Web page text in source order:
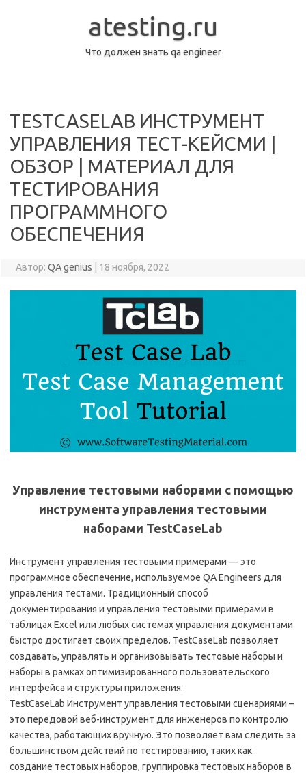
atesting.ru
Что должен знать qa engineer
TESTCASELAB ИНСТРУМЕНТ
УПРАВЛЕНИЯ ТЕСТ-КЕЙСМИ |
ОБЗОР | МАТЕРИАЛ ДЛЯ
ТЕСТИРОВАНИЯ
ПРОГРАММНОГО
ОБЕСПЕЧЕНИЯ
Автор: QA genius 18 ноября, 2022
Управление тестовыми наборами с помощью
инструмента управления тестовыми
наборами TestCaseLab
Инструмент управления тестовыми примерами — это
программное обеспечение, используемое QA Engineers для
управления тестами. Традиционный способ
документирования и управления тестовыми примерами в
таблицах Excel или любых системах управления документами
быстро достигает своих пределов. TestCaseLab позволяет
создавать, управлять и организовывать тестовые наборы и
наборы в рамках оптимизированного пользовательского
интерфейса и структуры приложения.
TestCaseLab Инструмент управления тестовыми сценариями –
это передовой веб-инструмент для инженеров по контролю
качества, работающих вручную. Это позволяет вам следить за
большинством действий по тестированию, таких как
создание тестовых наборов, группировка тестовых наборов в